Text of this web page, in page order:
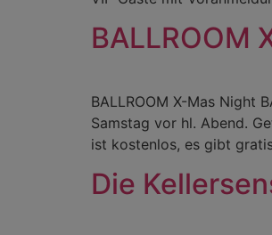
BALLROOM
BALLROOM X-Mas Night
Samstag vor hl. Abend.
ist kostenlos, es gibt
Die